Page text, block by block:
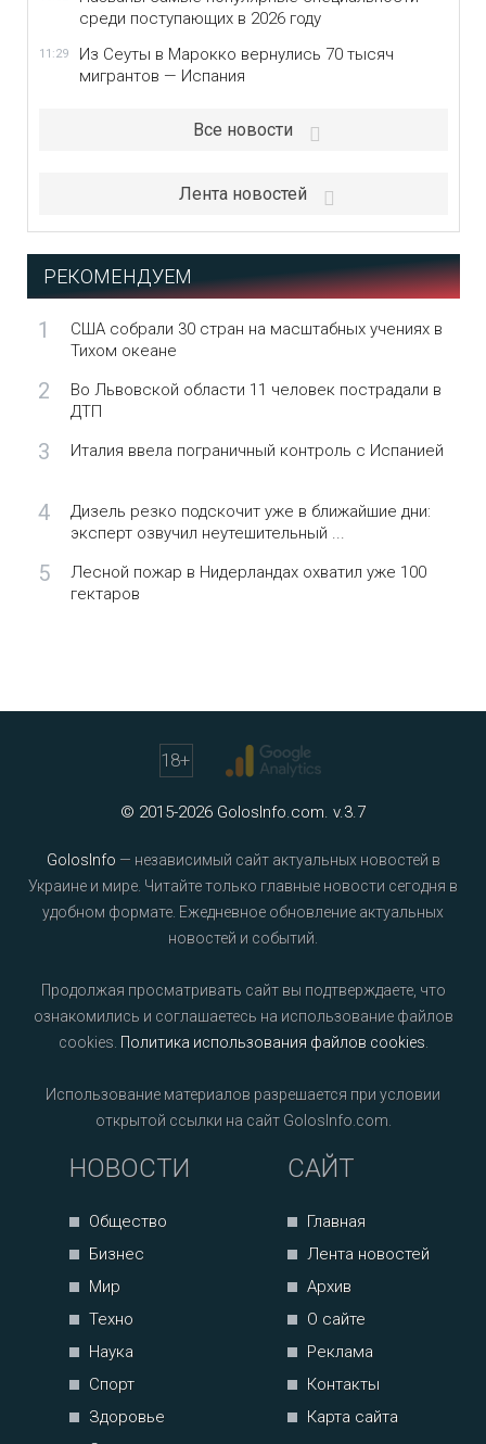
среди поступающих в 2026 году
11:29
Из Сеуты в Марокко вернулись 70 тысяч
мигрантов — Испания
Все новости
Лента новостей
РЕКОМЕНДУЕМ
1
США собрали 30 стран на масштабных учениях в
Тихом океане
2
Во Львовской области 11 человек пострадали в
ДТП
3 Италия ввела пограничный контроль с Испанией
4
Дизель резко подскочит уже в ближайшие дни:
эксперт озвучил неутешительный ...
5
Лесной пожар в Нидерландах охватил уже 100
гектаров
18+
© 2015-2026 GolosInfo.com. v.3.7
GolosInfo — независимый сайт актуальных новостей в
Украине и мире. Читайте только главные новости сегодня в
удобном формате. Ежедневное обновление актуальных
новостей и событий.
Продолжая просматривать сайт вы подтверждаете, что
ознакомились и соглашаетесь на использование файлов
cookies. Политика использования файлов cookies
Использование материалов разрешается при условии
открытой ссылки на сайт GolosInfo.com.
НОВОСТИ
Общество
Бизнес
Мир
Техно
Наука
Спорт
Здоровье
САЙТ
Главная
Лента новостей
Архив
О сайте
Реклама
Контакты
Карта сайта